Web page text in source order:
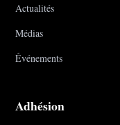
Actualités
Médias
Événements
Adhésion